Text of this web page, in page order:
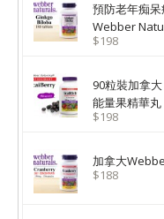
預防老年痴
Webber
$198
90粒裝加拿
能量果精華丸
$198
加拿大
$188